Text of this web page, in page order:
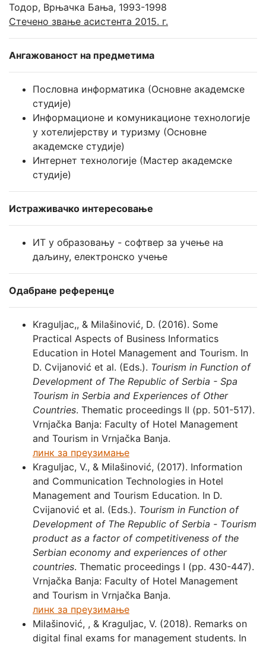
Тодор, Врњачка Бања, 1993-1998
Стечено звање асистента 2015. г.
Ангажованост на предметима
Пословна информатика (Основне академске
студије)
Информационе и комуникационе технологије
у хотелијерству и туризму (Основне
академске студије)
Интернет технологије (Мастер академске
студије)
Истраживачко интересовање
ИТ у образовању - софтвер за учење на
даљину, електронско учење
Одабране референце
Kraguljac,, & Milašinović, D. (2016). Some
Practical Aspects of Business Informatics
Education in Hotel Management and Tourism. In
D. Cvijanović et al. (Eds.). Tourism in Function of
Development of The Republic of Serbia - Spa
Tourism in Serbia and Experiences of Other
Countries. Thematic proceedings II (pp. 501-517).
Vrnjačka Banja: Faculty of Hotel Management
and Tourism in Vrnjačka Banja.
линк за преузимање
Kraguljac, V., & Milašinović, (2017). Information
and Communication Technologies in Hotel
Management and Tourism Education. In D.
Cvijanović et al. (Eds.). Tourism in Function of
Development of The Republic of Serbia - Тourism
product as a factor of competitiveness of the
Serbian economy and experiences of other
countries. Thematic proceedings I (pp. 430-447).
Vrnjačka Banja: Faculty of Hotel Management
and Tourism in Vrnjačka Banja.
линк за преузимање
Milašinović, , & Kraguljac, V. (2018). Remarks on
digital final exams for management students. In